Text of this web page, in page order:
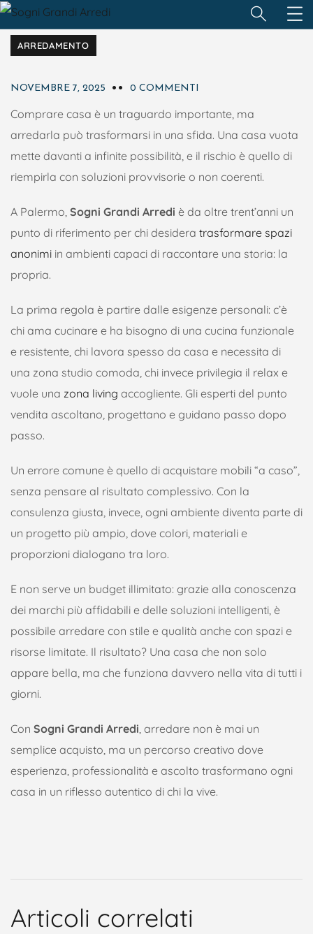
ARREDAMENTO
NOVEMBRE 7, 2025 0 COMMENTI
Comprare casa è un traguardo importante, ma
arredarla può trasformarsi in una sfida. Una casa vuota
mette davanti a infinite possibilità, e il rischio è quello di
riempirla con soluzioni provvisorie o non coerenti.
A Palermo, Sogni Grandi Arredi è da oltre trent’anni un
punto di riferimento per chi desidera trasformare spazi
anonimi in ambienti capaci di raccontare una storia: la
propria.
La prima regola è partire dalle esigenze personali: c’è
chi ama cucinare e ha bisogno di una cucina funzionale
e resistente, chi lavora spesso da casa e necessita di
una zona studio comoda, chi invece privilegia il relax e
vuole una zona living accogliente. Gli esperti del punto
vendita ascoltano, progettano e guidano passo dopo
passo.
Un errore comune è quello di acquistare mobili “a caso”,
senza pensare al risultato complessivo. Con la
consulenza giusta, invece, ogni ambiente diventa parte di
un progetto più ampio, dove colori, materiali e
proporzioni dialogano tra loro.
E non serve un budget illimitato: grazie alla conoscenza
dei marchi più affidabili e delle soluzioni intelligenti, è
possibile arredare con stile e qualità anche con spazi e
risorse limitate. Il risultato? Una casa che non solo
appare bella, ma che funziona davvero nella vita di tutti i
giorni.
Con Sogni Grandi Arredi, arredare non è mai un
semplice acquisto, ma un percorso creativo dove
esperienza, professionalità e ascolto trasformano ogni
casa in un riflesso autentico di chi la vive.
Articoli correlati